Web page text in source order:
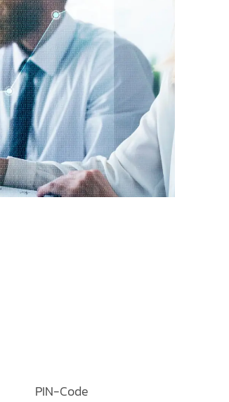
PIN-Code